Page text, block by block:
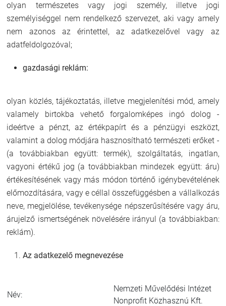
olyan természetes vagy jogi személy, illetve jogi
személyiséggel nem rendelkező szervezet, aki vagy amely
nem azonos az érintettel, az adatkezelővel vagy az
adatfeldolgozóval;
gazdasági reklám:
olyan közlés, tájékoztatás, illetve megjelenítési mód, amely
valamely birtokba vehető forgalomképes ingó dolog -
ideértve a pénzt, az értékpapírt és a pénzügyi eszközt,
valamint a dolog módjára hasznosítható természeti erőket -
(a továbbiakban együtt: termék), szolgáltatás, ingatlan,
vagyoni értékű jog (a továbbiakban mindezek együtt: áru)
értékesítésének vagy más módon történő igénybevételének
előmozdítására, vagy e céllal összefüggésben a vállalkozás
neve, megjelölése, tevékenysége népszerűsítésére vagy áru,
árujelző ismertségének növelésére irányul (a továbbiakban:
reklám).
Az adatkezelő megnevezése
Név:
Nemzeti Művelődési Intézet
Nonprofit Közhasznú Kft.